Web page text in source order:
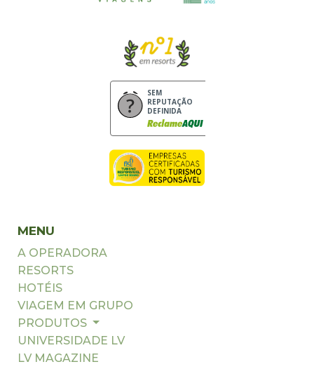
SEM
REPUTAÇÃO
DEFINIDA
MENU
A OPERADORA
RESORTS
HOTÉIS
VIAGEM EM GRUPO
PRODUTOS
UNIVERSIDADE LV
LV MAGAZINE